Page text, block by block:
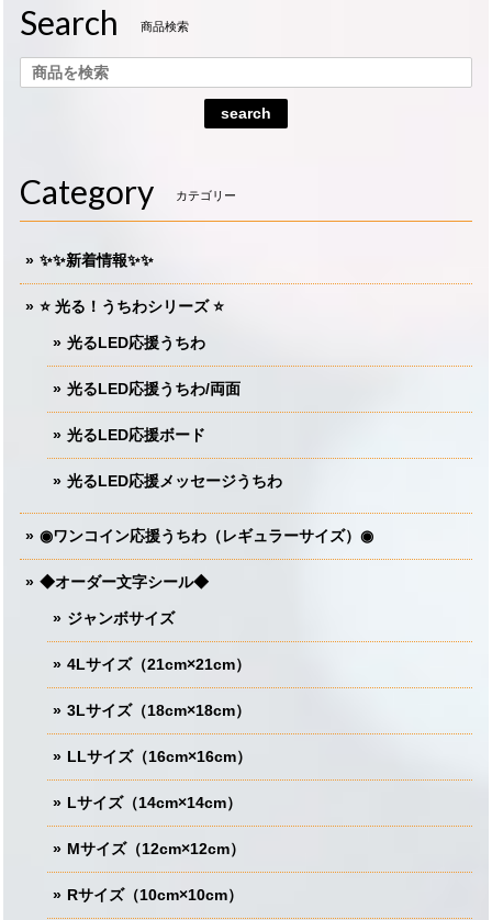
Search 商品検索
search
Category カテゴリー
✨✨新着情報✨✨
⭐️ 光る！うちわシリーズ ⭐️
光るLED応援うちわ
光るLED応援うちわ/両面
光るLED応援ボード
光るLED応援メッセージうちわ
◉ワンコイン応援うちわ（レギュラーサイズ）◉
◆オーダー文字シール◆
ジャンボサイズ
4Lサイズ（21cm×21cm）
3Lサイズ（18cm×18cm）
LLサイズ（16cm×16cm）
Lサイズ（14cm×14cm）
Mサイズ（12cm×12cm）
Rサイズ（10cm×10cm）